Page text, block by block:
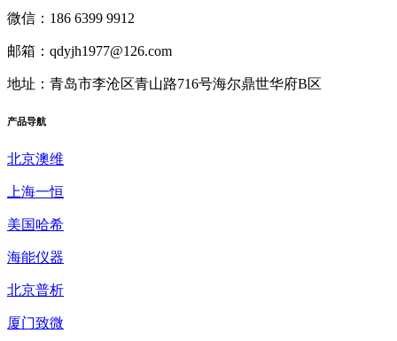
微信：186 6399 9912
邮箱：qdyjh1977@126.com
地址：青岛市李沧区青山路716号海尔鼎世华府B区
产品导航
北京澳维
上海一恒
美国哈希
海能仪器
北京普析
厦门致微